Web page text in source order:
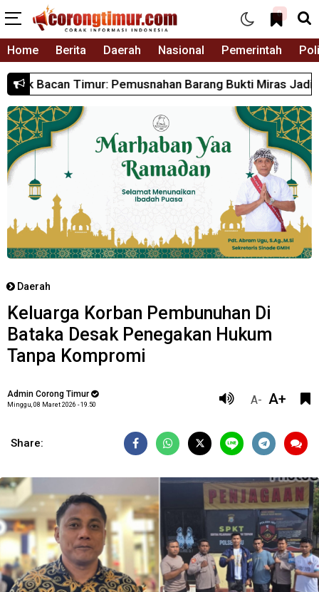
0
Home Berita Daerah Nasional Pemerintah
Barang Bukti Miras Jadi Langkah Nyata Polri Menjaga
Daerah
Keluarga Korban Pembunuhan Di
Bataka Desak Penegakan Hukum
Tanpa Kompromi
Admin Corong Timur
Minggu, 08 Maret 2026 - 19.50 A- A+
Share: